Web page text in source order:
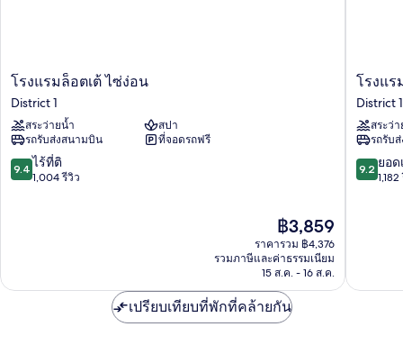
โรง
แร
มล็อต
เต้
ไซ่ง่อน
District
1
โรงแรมล็อตเต้ ไซ่ง่อน
District 1
สระว่ายน้ำ
สปา
รถรับส่งสนามบิน
ที่จอดรถฟรี
9.4
จาก
9.4 ไร้ที่ติ
1,004 รีวิว
ราคา
ปัจจุบัน
คือ
฿3,859
฿3,859
ราคารวม ฿4,376
รวมภาษีและค่าธรรมเนียม
15 ส.ค. - 16 ส.ค.
โรงแรม
มา
เจ
สติก
ไซ่ง่อน
District
1
โรงแร
District 1
สระว่
รถรับ
9.2
จาก
9.2 ยอด
เปรียบเทียบที่พักที่คล้ายกัน